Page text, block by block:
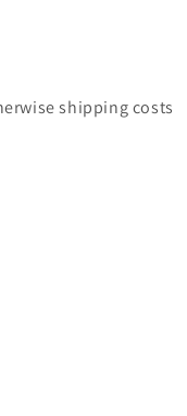
shipping costs